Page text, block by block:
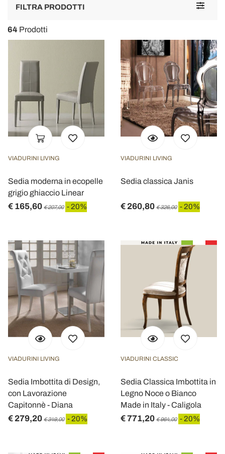
Toggle
FILTRA PRODOTTI
64 Prodotti
VIADURINI LIVING
Sedia moderna in ecopelle
grigio ghiaccio Linear
€ 165,60 € 207,00 - 20%
VIADURINI LIVING
Sedia classica Janis
€ 260,80 € 326,00 - 20%
VIADURINI LIVING
Sedia Imbottita di Design,
con Lavorazione
Capitonnè - Diana
€ 279,20 € 349,00 - 20%
VIADURINI CLASSIC
Sedia Classica Imbottita in
Legno Noce o Bianco
Made in Italy - Caligola
€ 771,20 € 964,00 - 20%